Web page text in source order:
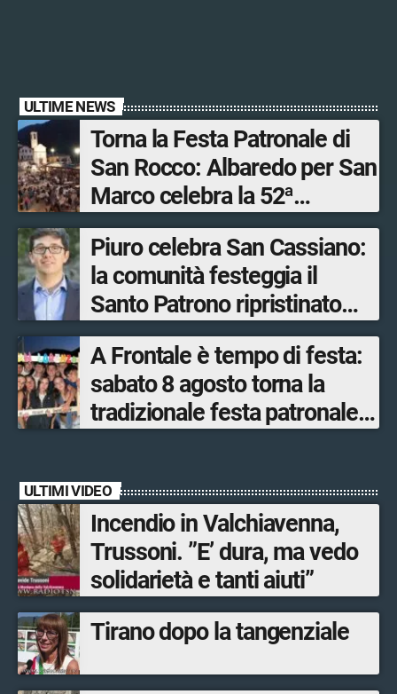
ULTIME NEWS
Torna la Festa Patronale di
San Rocco: Albaredo per San
Marco celebra la 52ª
edizione della sua
manifestazione più sentita
Piuro celebra San Cassiano:
la comunità festeggia il
Santo Patrono ripristinato
dopo quattro secoli
A Frontale è tempo di festa:
sabato 8 agosto torna la
tradizionale festa patronale
musica dal vivo
ULTIMI VIDEO
Incendio in Valchiavenna,
Trussoni. ”E’ dura, ma vedo
solidarietà e tanti aiuti”
Tirano dopo la tangenziale